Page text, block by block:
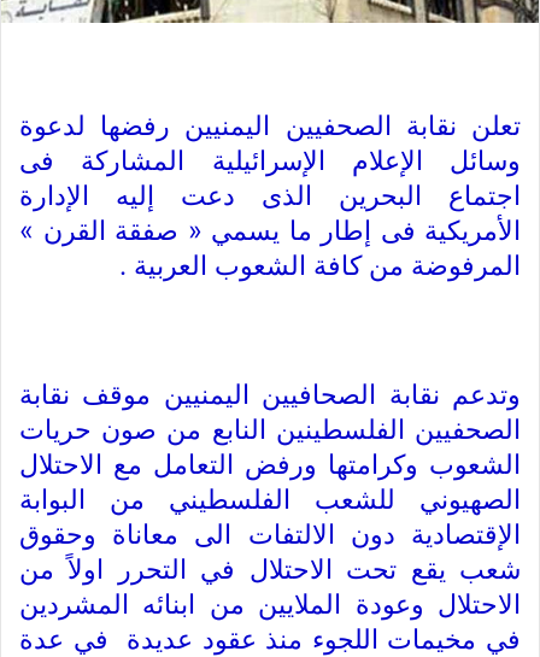
تعلن نقابة الصحفيين اليمنيين رفضها لدعوة
وسائل الإعلام الإسرائيلية المشاركة فى
اجتماع البحرين الذى دعت إليه الإدارة
الأمريكية فى إطار ما يسمي « صفقة القرن »
المرفوضة من كافة الشعوب العربية .
وتدعم نقابة الصحافيين اليمنيين موقف نقابة
الصحفيين الفلسطينين النابع من صون حريات
الشعوب وكرامتها ورفض التعامل مع الاحتلال
الصهيوني للشعب الفلسطيني من البوابة
الإقتصادية دون الالتفات الى معاناة وحقوق
شعب يقع تحت الاحتلال في التحرر اولاً من
الاحتلال وعودة الملايين من ابنائه المشردين
في مخيمات اللجوء منذ عقود عديدة في عدة